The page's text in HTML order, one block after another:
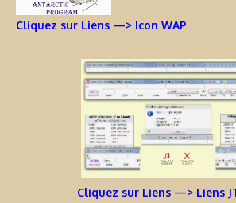
Cliquez sur Liens —> Icon WAP
Cliquez sur Liens —> Liens